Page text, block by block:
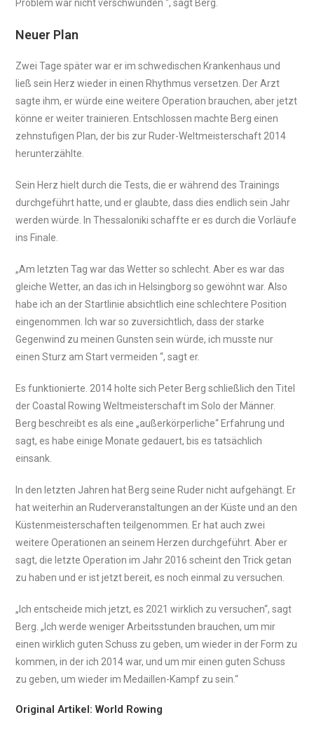
Problem war nicht verschwunden “, sagt Berg.
Neuer Plan
Zwei Tage später war er im schwedischen Krankenhaus und
ließ sein Herz wieder in einen Rhythmus versetzen. Der Arzt
sagte ihm, er würde eine weitere Operation brauchen, aber jetzt
könne er weiter trainieren. Entschlossen machte Berg einen
zehnstufigen Plan, der bis zur Ruder-Weltmeisterschaft 2014
herunterzählte.
Sein Herz hielt durch die Tests, die er während des Trainings
durchgeführt hatte, und er glaubte, dass dies endlich sein Jahr
werden würde. In Thessaloniki schaffte er es durch die Vorläufe
ins Finale.
„Am letzten Tag war das Wetter so schlecht. Aber es war das
gleiche Wetter, an das ich in Helsingborg so gewöhnt war. Also
habe ich an der Startlinie absichtlich eine schlechtere Position
eingenommen. Ich war so zuversichtlich, dass der starke
Gegenwind zu meinen Gunsten sein würde, ich musste nur
einen Sturz am Start vermeiden “, sagt er.
Es funktionierte. 2014 holte sich Peter Berg schließlich den Titel
der Coastal Rowing Weltmeisterschaft im Solo der Männer.
Berg beschreibt es als eine „außerkörperliche“ Erfahrung und
sagt, es habe einige Monate gedauert, bis es tatsächlich
einsank.
In den letzten Jahren hat Berg seine Ruder nicht aufgehängt. Er
hat weiterhin an Ruderveranstaltungen an der Küste und an den
Küstenmeisterschaften teilgenommen. Er hat auch zwei
weitere Operationen an seinem Herzen durchgeführt. Aber er
sagt, die letzte Operation im Jahr 2016 scheint den Trick getan
zu haben und er ist jetzt bereit, es noch einmal zu versuchen.
„Ich entscheide mich jetzt, es 2021 wirklich zu versuchen“, sagt
Berg. „Ich werde weniger Arbeitsstunden brauchen, um mir
einen wirklich guten Schuss zu geben, um wieder in der Form zu
kommen, in der ich 2014 war, und um mir einen guten Schuss
zu geben, um wieder im Medaillen-Kampf zu sein.“
Original Artikel: World Rowing